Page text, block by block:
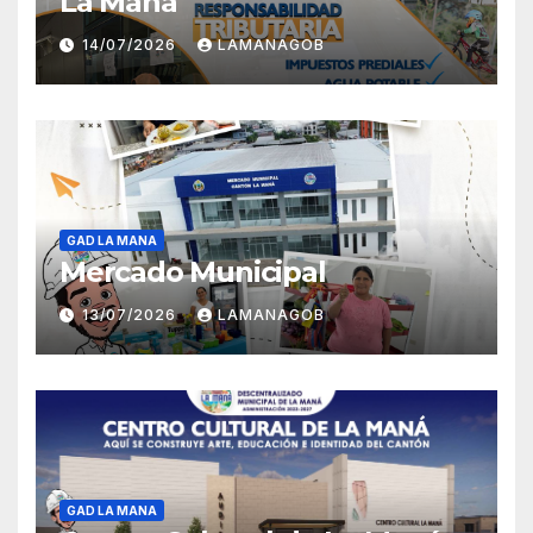
14/07/2026 LAMANAGOB
GAD LA MANA
Mercado Municipal
13/07/2026 LAMANAGOB
GAD LA MANA